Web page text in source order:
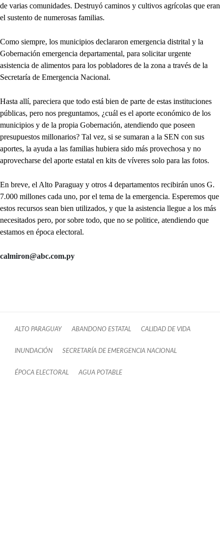
de varias comunidades. Destruyó caminos y cultivos agrícolas que eran
el sustento de numerosas familias.
Como siempre, los municipios declararon emergencia distrital y la
Gobernación emergencia departamental, para solicitar urgente
asistencia de alimentos para los pobladores de la zona a través de la
Secretaría de Emergencia Nacional.
Hasta allí, pareciera que todo está bien de parte de estas instituciones
públicas, pero nos preguntamos, ¿cuál es el aporte económico de los
municipios y de la propia Gobernación, atendiendo que poseen
presupuestos millonarios? Tal vez, si se sumaran a la SEN con sus
aportes, la ayuda a las familias hubiera sido más provechosa y no
aprovecharse del aporte estatal en kits de víveres solo para las fotos.
En breve, el Alto Paraguay y otros 4 departamentos recibirán unos G.
7.000 millones cada uno, por el tema de la emergencia. Esperemos que
estos recursos sean bien utilizados, y que la asistencia llegue a los más
necesitados pero, por sobre todo, que no se politice, atendiendo que
estamos en época electoral.
calmiron@abc.com.py
ALTO PARAGUAY ABANDONO ESTATAL CALIDAD DE VIDA
INUNDACIÓN SECRETARÍA DE EMERGENCIA NACIONAL
ÉPOCA ELECTORAL AGUA POTABLE